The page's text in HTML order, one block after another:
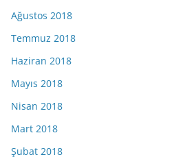
Ağustos 2018
Temmuz 2018
Haziran 2018
Mayıs 2018
Nisan 2018
Mart 2018
Şubat 2018